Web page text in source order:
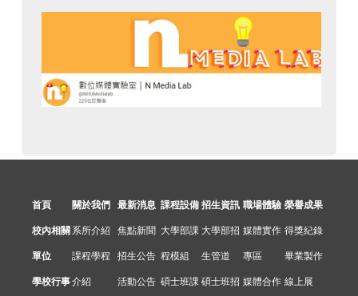
首頁
校內相關
單位
學校行事
關於我們
系所介紹
課程學程
介紹
最新消息
焦點新聞
招生公告
活動公告
課程設備
大學部課
程模組
碩士班課
招生資訊
大學部招
生管道
碩士班招
職場體驗
媒體實作
專區
媒體合作
榮譽成果
得獎紀錄
畢業製作
線上展